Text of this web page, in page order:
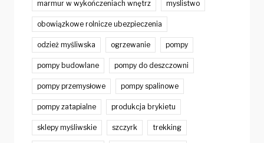
marmur w wykończeniach wnętrz myslistwo
obowiązkowe rolnicze ubezpieczenia
odzież myśliwska ogrzewanie pompy
pompy budowlane pompy do deszczowni
pompy przemysłowe pompy spalinowe
pompy zatapialne produkcja brykietu
sklepy myśliwskie szczyrk trekking